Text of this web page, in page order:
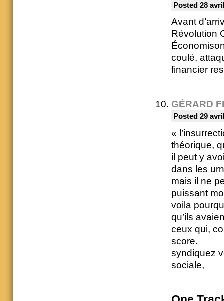
Posted 28
Avant
Révolution
coulé,
financier
GÉRARD
Posted 29
«
théorique,
il peut y
dans les
mais il ne
puissant
voila
qu’ils
ceux qui,
score.
syndiquez
sociale,